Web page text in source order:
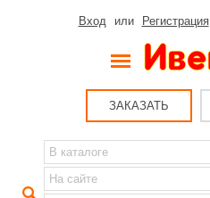
Вход или Регистрация
ЗАКАЗАТЬ